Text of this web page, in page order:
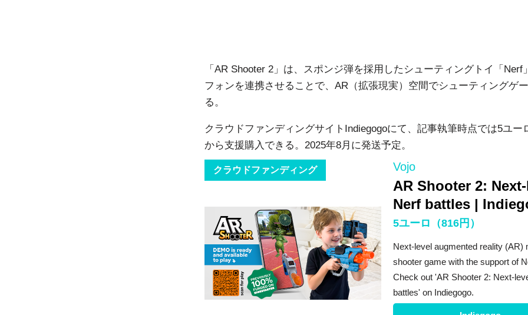
「AR Shooter 2」は、スポンジ弾を採用したシューティングトイ「Nerf
フォンを連携させることで、AR（拡張現実）空間でシューティングゲ
る。
クラウドファンディングサイトIndiegogoにて、記事執筆時点では5ユー
から支援購入できる。2025年8月に発送予定。
クラウドファンディング Vojo
AR Shooter 2:
Nerf battles |
5ユーロ（816円）
Next-level augmented reality (AR)
shooter game with the support of
Check out 'AR Shooter 2: Next-
battles' on Indiegogo.